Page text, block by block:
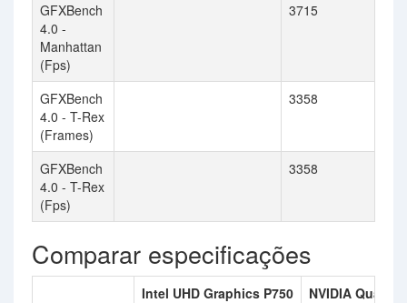
GFXBench
4.0 -
Manhattan
(Fps)
3715
GFXBench
4.0 - T-Rex
(Frames)
3358
GFXBench
4.0 - T-Rex
(Fps)
3358
Comparar especificações
Intel UHD Graphics P750 NVIDIA